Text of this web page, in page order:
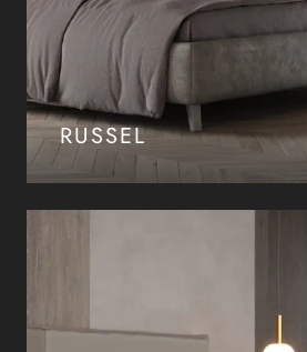
RUSSEL